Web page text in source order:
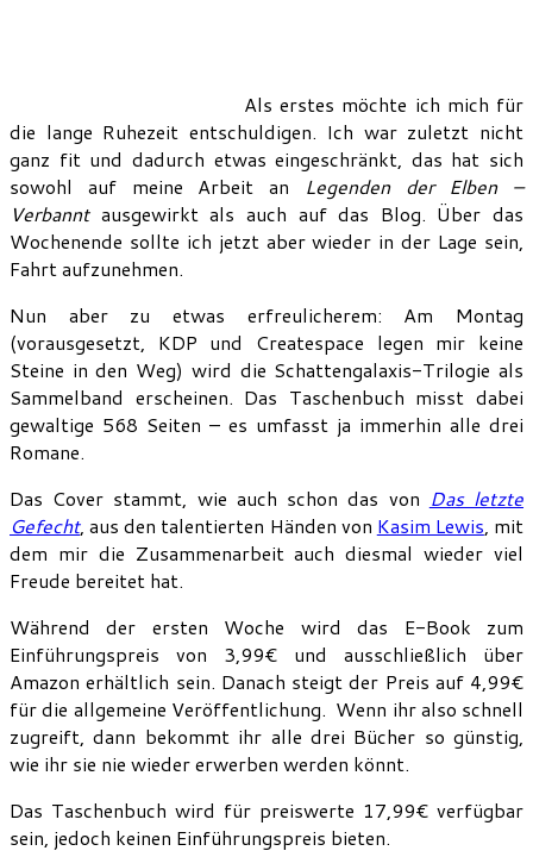
Als erstes möchte ich mich für
die lange Ruhezeit entschuldigen. Ich war zuletzt nicht
ganz fit und dadurch etwas eingeschränkt, das hat sich
sowohl auf meine Arbeit an Legenden der Elben –
Verbanntausgewirkt als auch auf das Blog. Über das
Wochenende sollte ich jetzt aber wieder in der Lage sein,
Fahrt aufzunehmen.
Nun aber zu etwas erfreulicherem: Am Montag
(vorausgesetzt, KDP und Createspace legen mir keine
Steine in den Weg) wird die Schattengalaxis-Trilogie als
Sammelband erscheinen. Das Taschenbuch misst dabei
gewaltige 568 Seiten – es umfasst ja immerhin alle drei
Romane.
Das Cover stammt, wie auch schon das von Das letzte
Gefecht, aus den talentierten Händen von Kasim Lewis, mit
dem mir die Zusammenarbeit auch diesmal wieder viel
Freude bereitet hat.
Während der ersten Woche wird das E-Book zum
Einführungspreis von 3,99€ und ausschließlich über
Amazon erhältlich sein. Danach steigt der Preis auf 4,99€
für die allgemeine Veröffentlichung. Wenn ihr also schnell
zugreift, dann bekommt ihr alle drei Bücher so günstig,
wie ihr sie nie wieder erwerben werden könnt.
Das Taschenbuch wird für preiswerte 17,99€ verfügbar
sein, jedoch keinen Einführungspreis bieten.